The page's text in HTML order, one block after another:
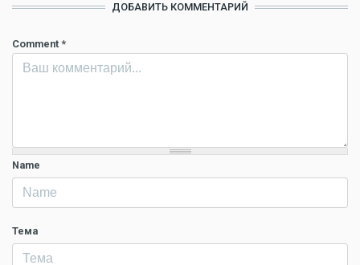
ДОБАВИТЬ КОММЕНТАРИЙ
Comment *
Name
Тема